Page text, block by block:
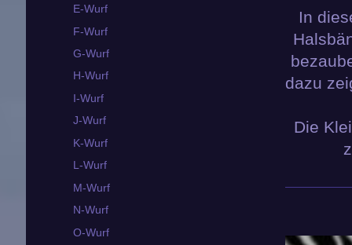
In
dazu
Die
E-Wurf
F-Wurf
G-Wurf
H-Wurf
I-Wurf
J-Wurf
K-Wurf
L-Wurf
M-Wurf
N-Wurf
O-Wurf